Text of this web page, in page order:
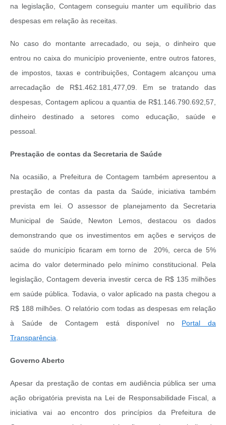
na legislação, Contagem conseguiu manter um equilíbrio das
despesas em relação às receitas.
No caso do montante arrecadado, ou seja, o dinheiro que
entrou no caixa do município proveniente, entre outros fatores,
de impostos, taxas e contribuições, Contagem alcançou uma
arrecadação de R$1.462.181,477,09. Em se tratando das
despesas, Contagem aplicou a quantia de R$1.146.790.692,57,
dinheiro destinado a setores como educação, saúde e
pessoal.
Prestação de contas da Secretaria de Saúde
Na ocasião, a Prefeitura de Contagem também apresentou a
prestação de contas da pasta da Saúde, iniciativa também
prevista em lei. O assessor de planejamento da Secretaria
Municipal de Saúde, Newton Lemos, destacou os dados
demonstrando que os investimentos em ações e serviços de
saúde do município ficaram em torno de 20%, cerca de 5%
acima do valor determinado pelo mínimo constitucional. Pela
legislação, Contagem deveria investir cerca de R$ 135 milhões
em saúde pública. Todavia, o valor aplicado na pasta chegou a
R$ 188 milhões. O relatório com todas as despesas em relação
à Saúde de Contagem está disponível no Portal da
Transparência
Governo Aberto
Apesar da prestação de contas em audiência pública ser uma
ação obrigatória prevista na Lei de Responsabilidade Fiscal, a
iniciativa vai ao encontro dos princípios da Prefeitura de